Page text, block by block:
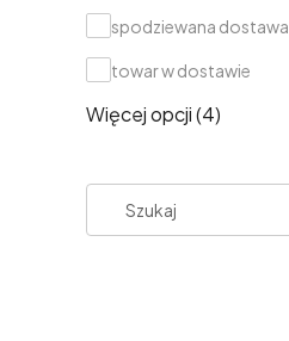
spodziewana dostawa
towar w dostawie
Więcej opcji (4)